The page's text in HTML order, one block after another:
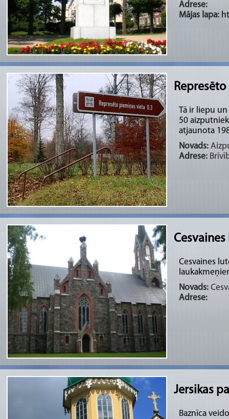
Adrese:
Mājas lapa:
Tā ir liepu
50
atjaunota
Novads:
Adrese:
Cesvaines
Novads:
Adrese:
Jersikas
Baznīca